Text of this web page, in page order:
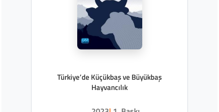
Türkiye’de Küçükbaş ve Büyükbaş
Hayvancılık